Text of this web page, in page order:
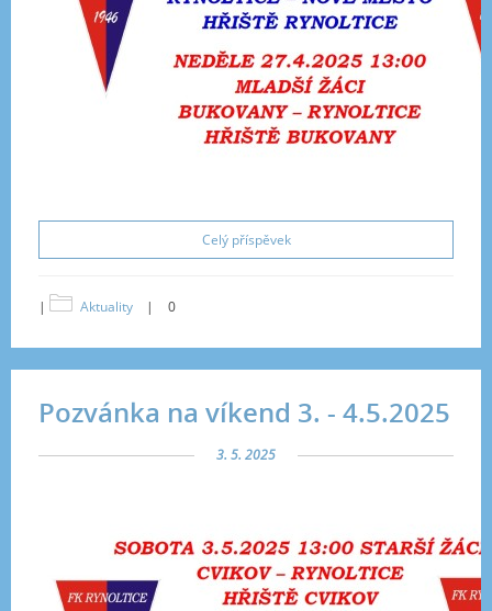
Celý příspěvek
| Aktuality | 0
Pozvánka na víkend 3. - 4.5.2025
3. 5. 2025